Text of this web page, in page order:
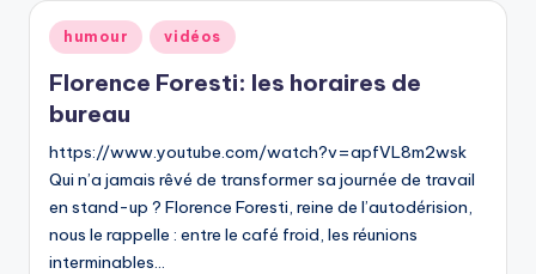
Posted
in
humour vidéos
Florence Foresti: les horaires de
bureau
https://www.youtube.com/watch?v=apfVL8m2wsk
Qui n’a jamais rêvé de transformer sa journée de travail
en stand-up ? Florence Foresti, reine de l’autodérision,
nous le rappelle : entre le café froid, les réunions
interminables…